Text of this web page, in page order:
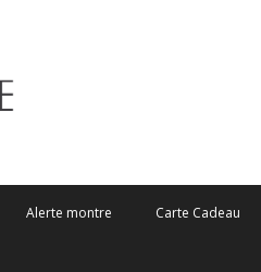
Alerte montre Carte Cadeau